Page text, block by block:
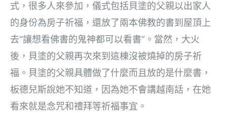
式，很多人來參加，儀式包括貝塗的父親以出家人
的身份為房子祈福，還放了兩本佛教的書到屋頂上
去“讓想看佛書的鬼神都可以看書”。當然，大火
後，貝塗的父親再次來到這棟沒被燒掉的房子祈
福。貝塗的父親具體做了什麼而且放的是什麼書，
板德兒斯說她不知道，因為她不會講越南話，在她
看來就是念咒和禮拜等祈福事宜。